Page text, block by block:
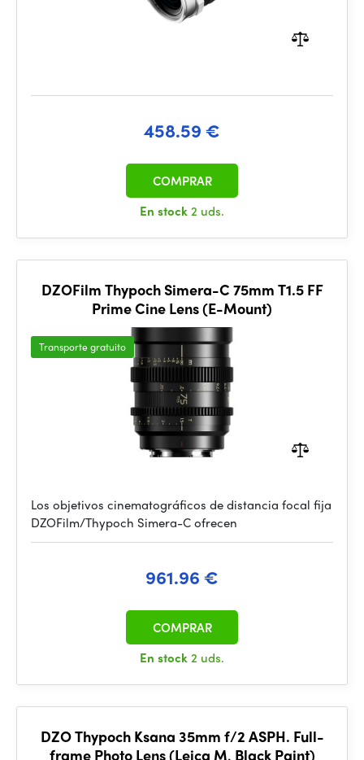
458.59 €
En stock2 uds.
COMPRAR
DZOFilm Thypoch Simera-C 75mm T1.5 FF
Prime Cine Lens (E-Mount)
Transporte gratuito
Los objetivos cinematográficos de distancia focal fija
DZOFilm/Thypoch Simera-C ofrecen
961.96 €
En stock2 uds.
COMPRAR
DZO Thypoch Ksana 35mm f/2 ASPH. Full-
frame Photo Lens (Leica M, Black Paint)